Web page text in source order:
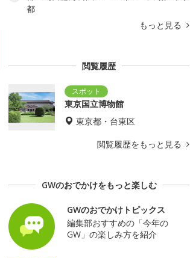
都
もっと見る
閲覧履歴
東京国立博物館
東京都・台東区
閲覧履歴をもっと見る
GWのおでかけをもっと楽しむ
GWのおでかけトピックス
編集部おすすめの「今年の
GW」の楽しみ方を紹介